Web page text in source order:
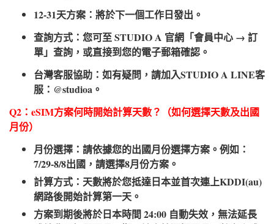
12-31天方案：將於下一個工作日發出。
查詢方式：您可至 STUDIO A 官網「會員中心 → 訂
單」查詢，或直接到您的電子郵箱確認。
台灣客服協助：如有疑問，請加入STUDIO A LINE客
服：@studioa。
Q2：eSIM方案何時開始計算天數？（如何選擇天數及出國
月份）​
月份選擇：請依據您的出國月份選擇方案。例如：
7/29-8/8出國，請選擇8月份方案。
計算方式：天數將於您抵達日本並首次連上KDDI(au)
網路後開始計算第一天。
方案到期後將於日本時間 24:00 自動失效，無法延長